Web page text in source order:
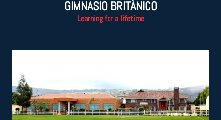
GIMNASIO BRITÁNICO
Learning for a lifetime